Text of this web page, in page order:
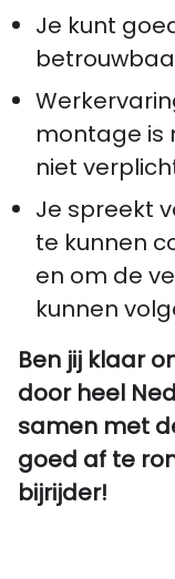
Je kunt
montage is
niet
Je spreekt
te kunnen
en om de
kunnen
Ben jij klaar
door heel
samen met
goed af te
bijrijder!